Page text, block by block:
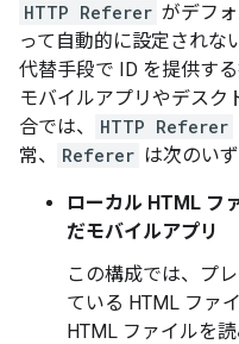
HTTP Referer がデフ
って自動的に設定されな
代替手段で ID を提供す
モバイルアプリやデスク
合では、
HTTP Referer
常、
Referer は次のい
ローカル HTML フ
だモバイルアプリ
この構成では、プ
ている HTML ファ
HTML ファイルを